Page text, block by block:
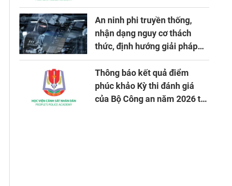
An ninh phi truyền thống,
nhận dạng nguy cơ thách
thức, định hướng giải pháp
đảm bảo an ninh quốc gia
trong tình hình hiện nay
Thông báo kết quả điểm
phúc khảo Kỳ thi đánh giá
của Bộ Công an năm 2026 tại